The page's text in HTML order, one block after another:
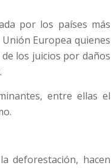
por los países más
Europea quienes
los juicios por daños
entre ellas el
deforestación, hacen